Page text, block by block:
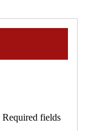
Required fields